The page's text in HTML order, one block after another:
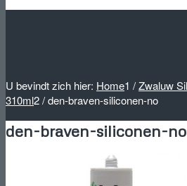
U bevindt zich hier: Home1 /Zwaluw
310ml2/den-braven-siliconen-no
den-braven-siliconen-no